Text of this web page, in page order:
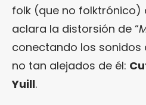
folk (que no folktrónico)
aclara la distorsión de “
conectando los sonidos
no tan alejados de él:
Yuill.